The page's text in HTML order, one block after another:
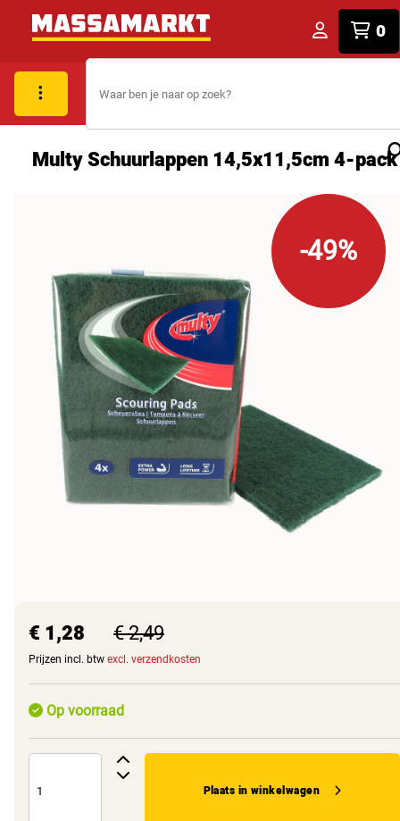
0
Multy Schuurlappen 14,5x11,5cm 4-pack
-49%
€ 1,28 € 2,49
Prijzen incl. btw excl. verzendkosten
Op voorraad
Plaats in winkelwagen